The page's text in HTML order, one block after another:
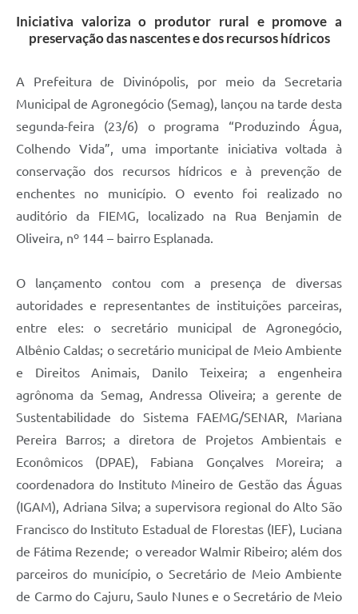
Iniciativa valoriza o produtor rural e promove a
preservação das nascentes e dos recursos hídricos
A Prefeitura de Divinópolis, por meio da Secretaria
Municipal de Agronegócio (Semag), lançou na tarde desta
segunda-feira (23/6) o programa “Produzindo Água,
Colhendo Vida”, uma importante iniciativa voltada à
conservação dos recursos hídricos e à prevenção de
enchentes no município. O evento foi realizado no
auditório da FIEMG, localizado na Rua Benjamin de
Oliveira, nº 144 – bairro Esplanada.
O lançamento contou com a presença de diversas
autoridades e representantes de instituições parceiras,
entre eles: o secretário municipal de Agronegócio,
Albênio Caldas; o secretário municipal de Meio Ambiente
e Direitos Animais, Danilo Teixeira; a engenheira
agrônoma da Semag, Andressa Oliveira; a gerente de
Sustentabilidade do Sistema FAEMG/SENAR, Mariana
Pereira Barros; a diretora de Projetos Ambientais e
Econômicos (DPAE), Fabiana Gonçalves Moreira; a
coordenadora do Instituto Mineiro de Gestão das Águas
(IGAM), Adriana Silva; a supervisora regional do Alto São
Francisco do Instituto Estadual de Florestas (IEF), Luciana
de Fátima Rezende; o vereador Walmir Ribeiro; além dos
parceiros do município, o Secretário de Meio Ambiente
de Carmo do Cajuru, Saulo Nunes e o Secretário de Meio